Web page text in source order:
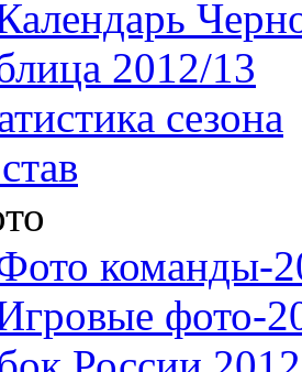
2012/13
сезона
команды-
фото-